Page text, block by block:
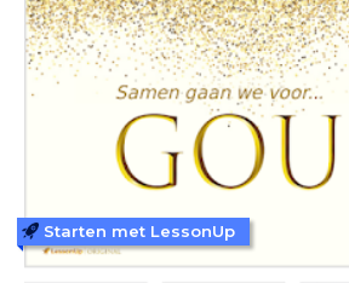
Starten met LessonUp